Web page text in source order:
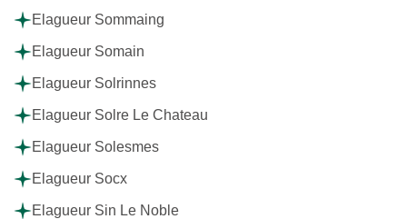
Elagueur Sommaing
Elagueur Somain
Elagueur Solrinnes
Elagueur Solre Le Chateau
Elagueur Solesmes
Elagueur Socx
Elagueur Sin Le Noble